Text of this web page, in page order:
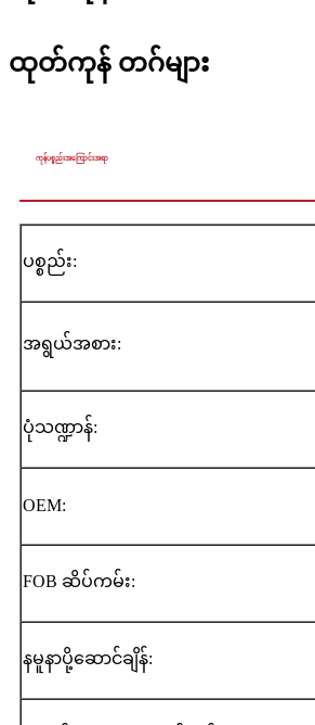
ထုတ်ကုန် တဂ်များ
ကုန်ပစ္စည်းအကြောင်းအရာ
ပစ္စည်း:
အရွယ်အစား:
ပုံသဏ္ဍာန်:
OEM:
FOB ဆိပ်ကမ်း:
နမူနာပို့ဆောင်ချိန်: